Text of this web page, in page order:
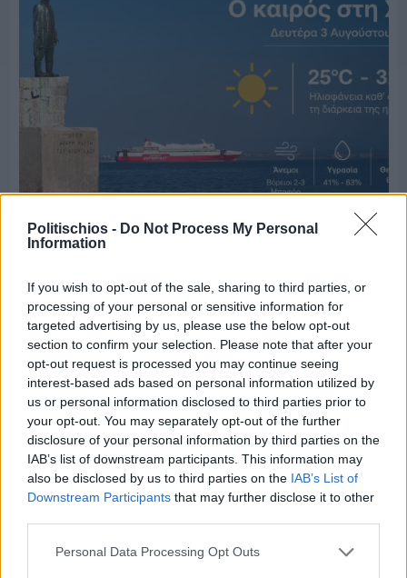
Politischios - Do Not Process My Personal
Information
If you wish to opt-out of the sale, sharing to third parties, or
processing of your personal or sensitive information for
targeted advertising by us, please use the below opt-out
section to confirm your selection. Please note that after your
opt-out request is processed you may continue seeing
interest-based ads based on personal information utilized by
us or personal information disclosed to third parties prior to
your opt-out. You may separately opt-out of the further
disclosure of your personal information by third parties on the
IAB’s list of downstream participants. This information may
also be disclosed by us to third parties on the IAB’s List of
Downstream Participants that may further disclose it to other
Personal Data Processing Opt Outs
Ο καιρός στη Χίο, σήμερα 3 Αυγούστου 2026
Διαφήμιση